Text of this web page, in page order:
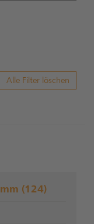
Alle Filter löschen
(124)